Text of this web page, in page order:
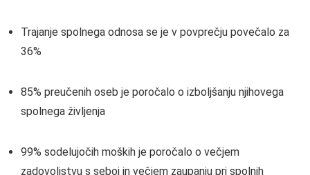
Trajanje spolnega odnosa se je v povprečju povečalo za
36%
85% preučenih oseb je poročalo o izboljšanju njihovega
spolnega življenja
99% sodelujočih moških je poročalo o večjem
zadovoljstvu s seboj in večjem zaupanju pri spolnih